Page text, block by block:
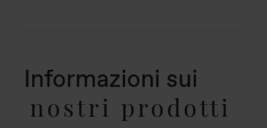
Informazioni sui
nostri prodotti